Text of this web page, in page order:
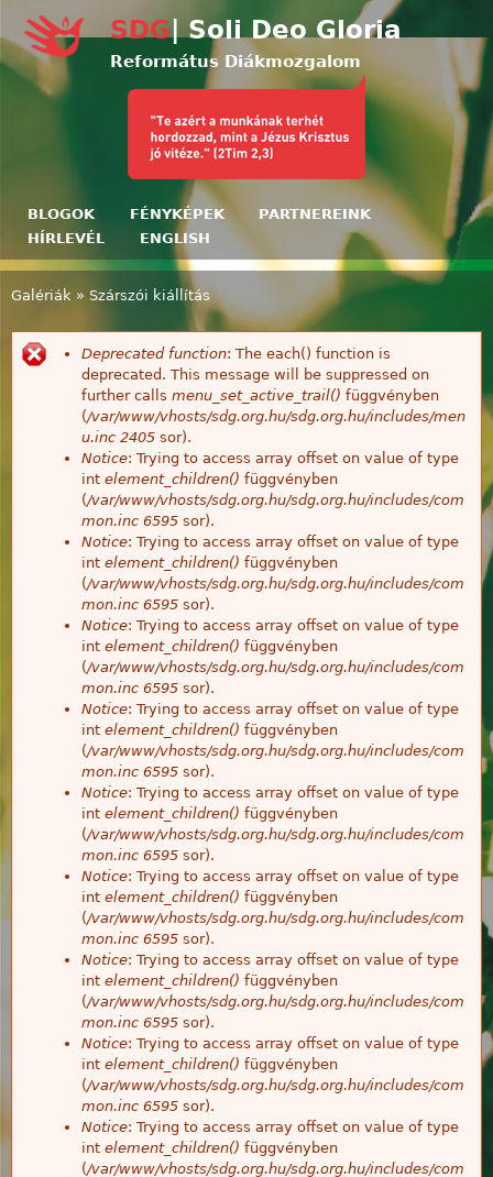
SDG| Soli Deo Gloria
Református Diákmozgalom
BLOGOK FÉNYKÉPEK
PARTNEREINK
HÍRLEVÉL
ENGLISH
Jelenlegi hely
Galériák » Szárszói kiállítás
Hibaüzenet
Deprecated function: The each() function is
deprecated. This message will be suppressed on
further calls menu_set_active_trail() függvényben
(/var/www/vhosts/sdg.org.hu/sdg.org.hu/includes/men
u.inc 2405 sor).
Notice: Trying to access array offset on value of type
int element_children() függvényben
(/var/www/vhosts/sdg.org.hu/sdg.org.hu/includes/com
mon.inc 6595 sor).
Notice: Trying to access array offset on value of type
int element_children() függvényben
(/var/www/vhosts/sdg.org.hu/sdg.org.hu/includes/com
mon.inc 6595 sor).
Notice: Trying to access array offset on value of type
int element_children() függvényben
(/var/www/vhosts/sdg.org.hu/sdg.org.hu/includes/com
mon.inc 6595 sor).
Notice: Trying to access array offset on value of type
int element_children() függvényben
(/var/www/vhosts/sdg.org.hu/sdg.org.hu/includes/com
mon.inc 6595 sor).
Notice: Trying to access array offset on value of type
int element_children() függvényben
(/var/www/vhosts/sdg.org.hu/sdg.org.hu/includes/com
mon.inc 6595 sor).
Notice: Trying to access array offset on value of type
int element_children() függvényben
(/var/www/vhosts/sdg.org.hu/sdg.org.hu/includes/com
mon.inc 6595 sor).
Notice: Trying to access array offset on value of type
int element_children() függvényben
(/var/www/vhosts/sdg.org.hu/sdg.org.hu/includes/com
mon.inc 6595 sor).
Notice: Trying to access array offset on value of type
int element_children() függvényben
(/var/www/vhosts/sdg.org.hu/sdg.org.hu/includes/com
mon.inc 6595 sor).
Notice: Trying to access array offset on value of type
int element_children() függvényben
(/var/www/vhosts/sdg.org.hu/sdg.org.hu/includes/com